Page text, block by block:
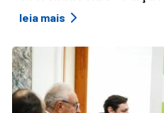
leia mais